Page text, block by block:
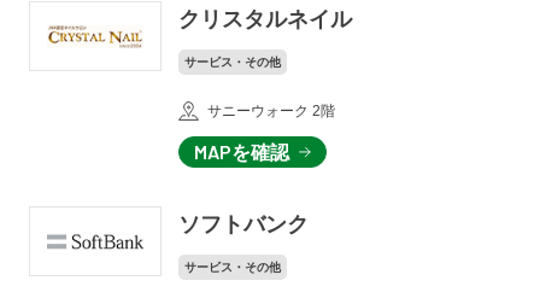
クリスタルネイル
サービス・その他
サニーウォーク 2階
MAPを確認
ソフトバンク
サービス・その他